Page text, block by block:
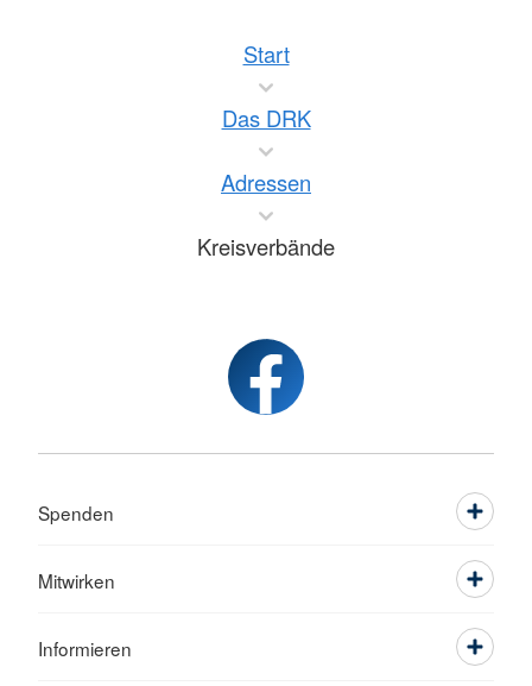
Start
Das DRK
Adressen
Kreisverbände
Spenden
Mitwirken
Informieren